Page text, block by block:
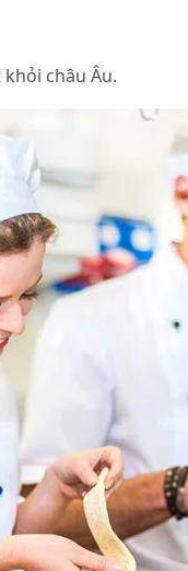
châu Âu.